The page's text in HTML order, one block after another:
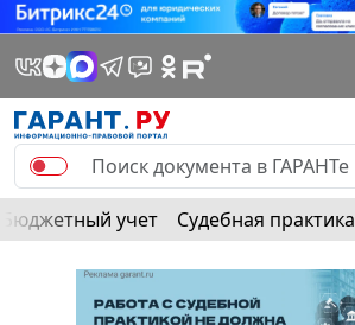
Бюджетный учет Судебная практика